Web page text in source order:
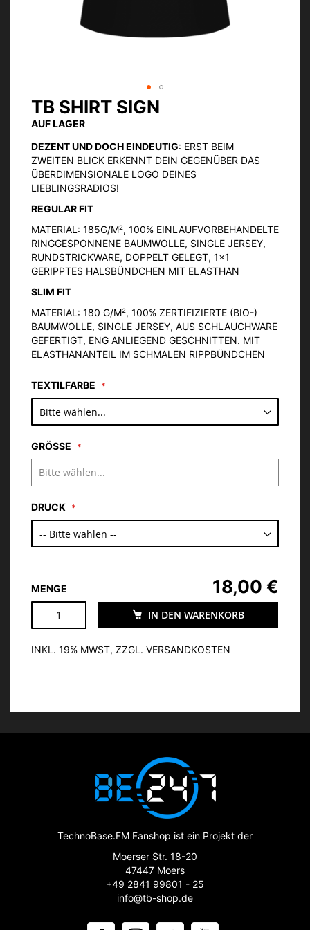
TB SHIRT SIGN
AUF LAGER
DEZENT UND DOCH EINDEUTIG: ERST BEIM
ZWEITEN BLICK ERKENNT DEIN GEGENÜBER DAS
ÜBERDIMENSIONALE LOGO DEINES
LIEBLINGSRADIOS!
REGULAR FIT
MATERIAL: 185G/M², 100% EINLAUFVORBEHANDELTE
RINGGESPONNENE BAUMWOLLE, SINGLE JERSEY,
RUNDSTRICKWARE, DOPPELT GELEGT, 1×1
GERIPPTES HALSBÜNDCHEN MIT ELASTHAN
SLIM FIT
MATERIAL: 180 G/M², 100% ZERTIFIZIERTE (BIO-)
BAUMWOLLE, SINGLE JERSEY, AUS SCHLAUCHWARE
GEFERTIGT, ENG ANLIEGEND GESCHNITTEN. MIT
ELASTHANANTEIL IM SCHMALEN RIPPBÜNDCHEN
TEXTILFARBE
GRÖSSE
DRUCK
MENGE
IN DEN WARENKORB
18,00 €
INKL. 19% MWST, ZZGL. VERSANDKOSTEN
Zum
Anfang
der
Bildgalerie
springen
TechnoBase.FM Fanshop ist ein Projekt der
Moerser Str. 18-20
47447 Moers
+49 2841 99801 - 25
info@tb-shop.de